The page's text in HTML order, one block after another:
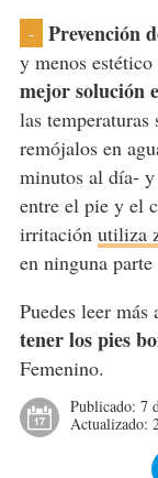
- Prevención
y menos
mejor solución
las
remójalos en
minutos al día- y
entre el pie y el
irritación utiliza
en ninguna
Puedes leer
tener los pies
Femenino.
Publicado: 7
Actualizado: